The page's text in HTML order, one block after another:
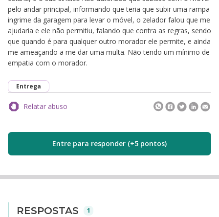
pelo andar principal, informando que teria que subir uma rampa
ingrime da garagem para levar o móvel, o zelador falou que me
ajudaria e ele não permitiu, falando que contra as regras, sendo
que quando é para qualquer outro morador ele permite, e ainda
me ameaçando a me dar uma multa. Não tendo um mínimo de
empatia com o morador.
Entrega
Relatar abuso
Entre para responder (+5 pontos)
RESPOSTAS 1